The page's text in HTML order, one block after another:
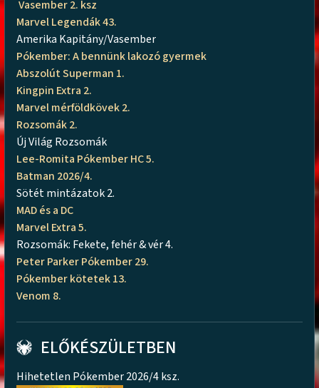
Vasember 2. ksz
Marvel Legendák 43.
Amerika Kapitány/Vasember
Pókember: A bennünk lakozó gyermek
Abszolút Superman 1.
Kingpin Extra 2.
Marvel mérföldkövek 2.
Rozsomák 2.
Új Világ Rozsomák
Lee-Romita Pókember HC 5.
Batman 2026/4.
Sötét mintázatok 2.
MAD és a DC
Marvel Extra 5.
Rozsomák: Fekete, fehér & vér 4.
Peter Parker Pókember 29.
Pókember kötetek 13.
Venom 8.
ELŐKÉSZÜLETBEN
Hihetetlen Pókember 2026/4 ksz.